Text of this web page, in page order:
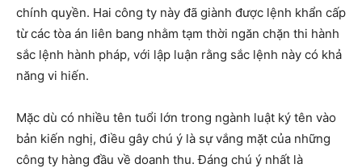
chính quyền. Hai công ty này đã giành được lệnh khẩn cấp
từ các tòa án liên bang nhằm tạm thời ngăn chặn thi hành
sắc lệnh hành pháp, với lập luận rằng sắc lệnh này có khả
năng vi hiến.
Mặc dù có nhiều tên tuổi lớn trong ngành luật ký tên vào
bản kiến nghị, điều gây chú ý là sự vắng mặt của những
công ty hàng đầu về doanh thu. Đáng chú ý nhất là